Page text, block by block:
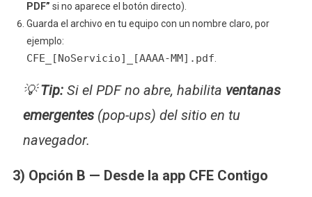
PDF” si no aparece el botón directo).
Guarda el archivo en tu equipo con un nombre claro, por
ejemplo:
CFE_[NoServicio]_[AAAA-MM].pdf
💡Tip:Si el PDF no abre, habilita ventanas
emergentes(pop-ups) del sitio en tu
navegador.
3) Opción B — Desde la app CFE Contigo